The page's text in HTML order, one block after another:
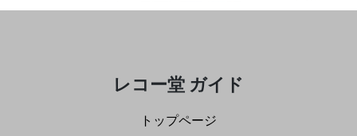
レコー堂 ガイド
トップページ